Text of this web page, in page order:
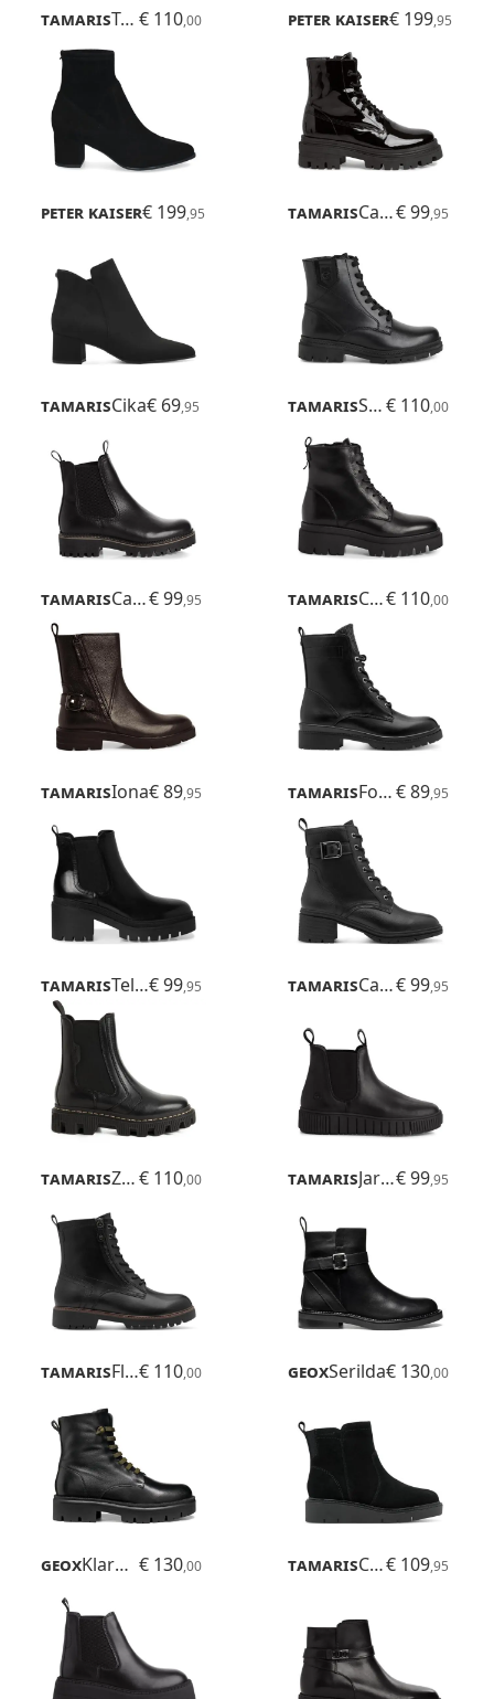
Tamaris Tris € 110,00 Peter KaiserToronto
€ 199,95
Peter KaiserAurora
€ 199,95 Tamaris Cayetana€ 99,95
TamarisCika€ 69,95 Tamaris Soul€ 110,00
Tamaris Catser€ 99,95 Tamaris Canado€ 110,00
TamarisIona€ 89,95 Tamaris Foteini€ 89,95
Tamaris Telsa€ 99,95 Tamaris Carolin€ 99,95
Tamaris Zelda€ 110,00 Tamaris Jarma€ 99,95
Tamaris Flora€ 110,00 GeoxSerilda€ 130,00
Geox Klargena € 130,00 Tamaris Cora€ 109,95